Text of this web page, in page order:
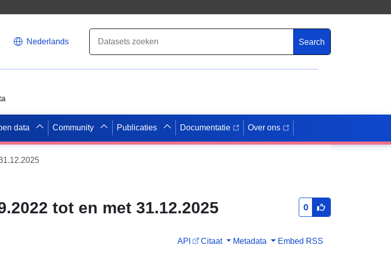
Nederlands Search
data Community Publicaties Documentatie Over ons
tot en met 31.12.2025 0
API Citaat Metadata Embed RSS